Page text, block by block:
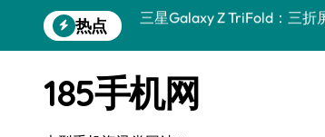
到
热点
小米17 Pro震撼来袭，实用
三星Galaxy Z Fold7抢先揭秘
185手机网